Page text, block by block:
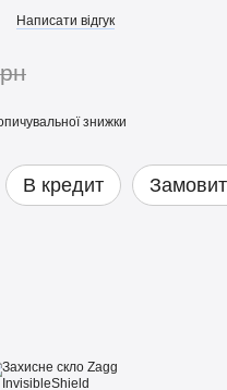
Написати відгук
знижки
В кредит